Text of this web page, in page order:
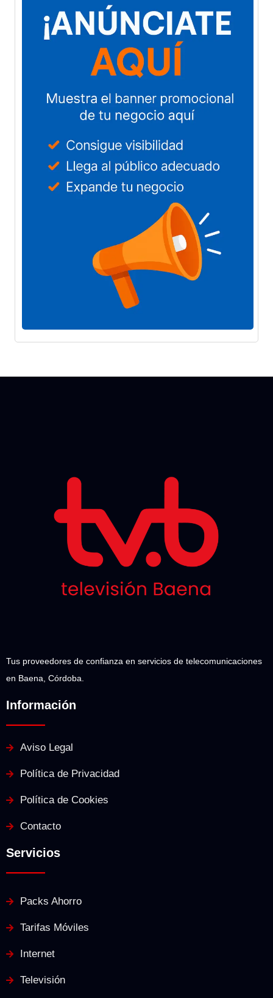
Tus proveedores de confianza en servicios de telecomunicaciones
en Baena, Córdoba.
Información
Aviso Legal
Política de Privacidad
Política de Cookies
Contacto
Servicios
Packs Ahorro
Tarifas Móviles
Internet
Televisión